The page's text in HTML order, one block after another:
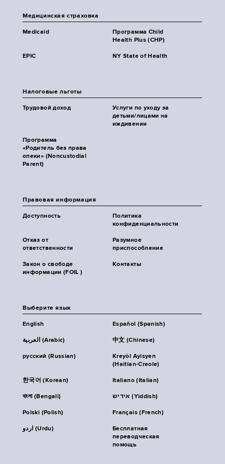
Медицинская страховка
Medicaid
Программа Child
Health Plus (CHP)
EPIC NY State of Health
Налоговые льготы
Трудовой доход
Услуги по уходу за
детьми/лицами на
иждивении
Программа
«Родитель без права
опеки» (Noncustodial
Parent)
Правовая информация
Доступность
Политика
конфиденциальности
Отказ от
ответственности
Разумное
приспособление
Закон о свободе
информации (FOIL )
Контакты
Выберите язык
English Español (Spanish)
العربية (Arabic) 中文 (Chinese)
русский (Russian)
Kreyòl Ayisyen
(Haitian-Creole)
한국어 (Korean) Italiano (Italian)
বাংলা (Bengali) אידיש (Yiddish)
Polski (Polish) Français (French)
اردو (Urdu)
Бесплатная
переводческая
помощь